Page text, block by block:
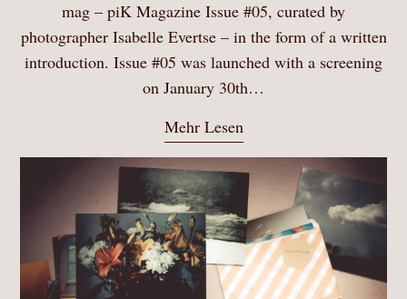
mag – piK Magazine Issue #05, curated by
photographer Isabelle Evertse – in the form of a written
introduction. Issue #05 was launched with a screening
on January 30th…
Mehr Lesen